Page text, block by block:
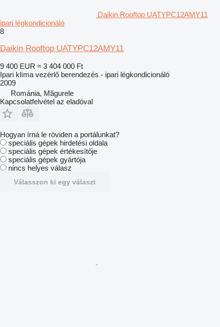
Daikin Rooftop UATYPC12AMY11
ipari légkondicionáló
8
Daikin Rooftop UATYPC12AMY11
9 400 EUR ≈ 3 404 000 Ft
Ipari klíma vezérlő berendezés - ipari légkondicionáló
2009
Románia, Măgurele
Kapcsolatfelvétel az eladóval
Hogyan írná le röviden a portálunkat?
speciális gépek hirdetési oldala
speciális gépek értékesítője
speciális gépek gyártója
nincs helyes válasz
Válasszon ki egy választ